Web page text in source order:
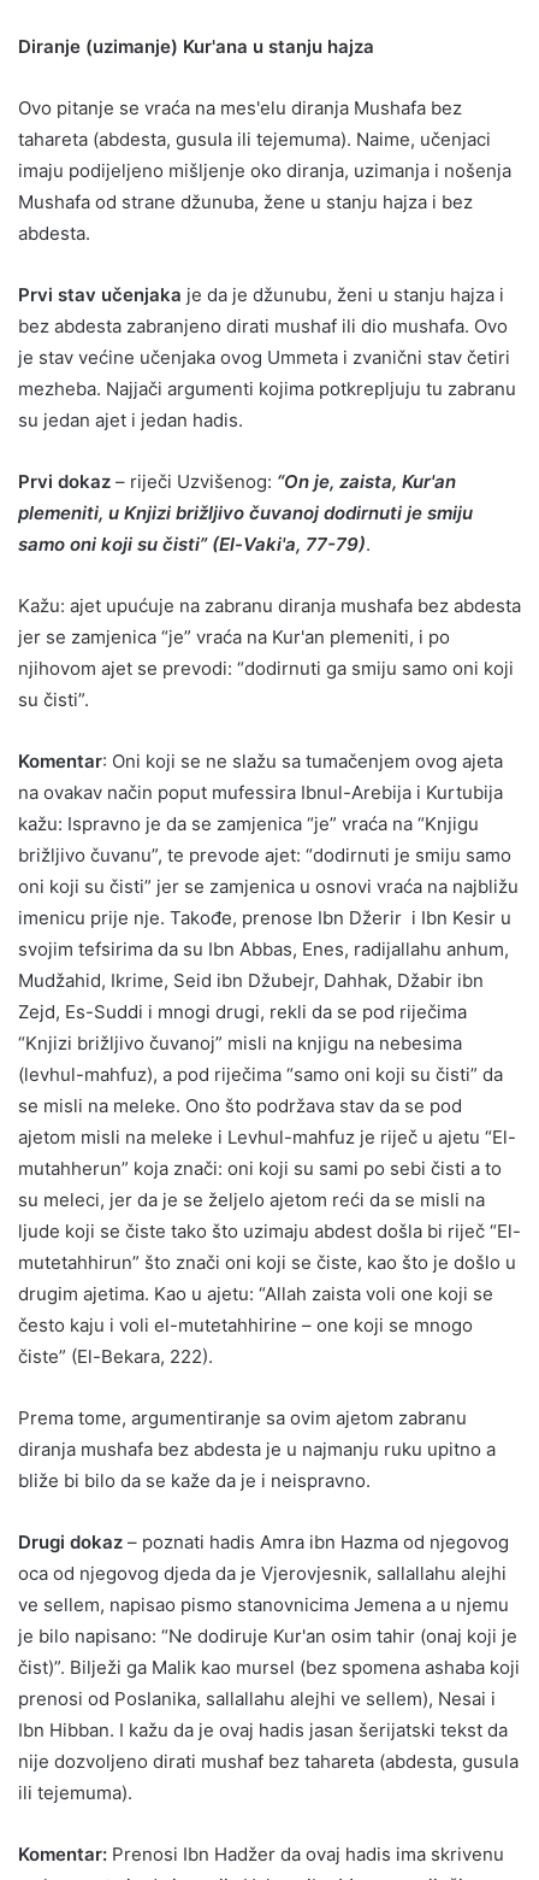
Diranje (uzimanje) Kur'ana u stanju hajza
Ovo pitanje se vraća na mes'elu diranja Mushafa bez
tahareta (abdesta, gusula ili tejemuma). Naime, učenjaci
imaju podijeljeno mišljenje oko diranja, uzimanja i nošenja
Mushafa od strane džunuba, žene u stanju hajza i bez
abdesta.
Prvi stav učenjaka je da je džunubu, ženi u stanju hajza i
bez abdesta zabranjeno dirati mushaf ili dio mushafa. Ovo
je stav većine učenjaka ovog Ummeta i zvanični stav četiri
mezheba. Najjači argumenti kojima potkrepljuju tu zabranu
su jedan ajet i jedan hadis.
Prvi dokaz – riječi Uzvišenog: “On je, zaista, Kur'an
plemeniti, u Knjizi brižljivo čuvanoj dodirnuti je smiju
samo oni koji su čisti” (El-Vaki'a, 77-79).
Kažu: ajet upućuje na zabranu diranja mushafa bez abdesta
jer se zamjenica “je” vraća na Kur'an plemeniti, i po
njihovom ajet se prevodi: “dodirnuti ga smiju samo oni koji
su čisti”.
Komentar: Oni koji se ne slažu sa tumačenjem ovog ajeta
na ovakav način poput mufessira Ibnul-Arebija i Kurtubija
kažu: Ispravno je da se zamjenica “je” vraća na “Knjigu
brižljivo čuvanu”, te prevode ajet: “dodirnuti je smiju samo
oni koji su čisti” jer se zamjenica u osnovi vraća na najbližu
imenicu prije nje. Takođe, prenose Ibn Džerir i Ibn Kesir u
svojim tefsirima da su Ibn Abbas, Enes, radijallahu anhum,
Mudžahid, Ikrime, Seid ibn Džubejr, Dahhak, Džabir ibn
Zejd, Es-Suddi i mnogi drugi, rekli da se pod riječima
“Knjizi brižljivo čuvanoj” misli na knjigu na nebesima
(levhul-mahfuz), a pod riječima “samo oni koji su čisti” da
se misli na meleke. Ono što podržava stav da se pod
ajetom misli na meleke i Levhul-mahfuz je riječ u ajetu “El-
mutahherun” koja znači: oni koji su sami po sebi čisti a to
su meleci, jer da je se željelo ajetom reći da se misli na
ljude koji se čiste tako što uzimaju abdest došla bi riječ “El-
mutetahhirun” što znači oni koji se čiste, kao što je došlo u
drugim ajetima. Kao u ajetu: “Allah zaista voli one koji se
često kaju i voli el-mutetahhirine – one koji se mnogo
čiste” (El-Bekara, 222).
Prema tome, argumentiranje sa ovim ajetom zabranu
diranja mushafa bez abdesta je u najmanju ruku upitno a
bliže bi bilo da se kaže da je i neispravno.
Drugi dokaz – poznati hadis Amra ibn Hazma od njegovog
oca od njegovog djeda da je Vjerovjesnik, sallallahu alejhi
ve sellem, napisao pismo stanovnicima Jemena a u njemu
je bilo napisano: “Ne dodiruje Kur'an osim tahir (onaj koji je
čist)”. Bilježi ga Malik kao mursel (bez spomena ashaba koji
prenosi od Poslanika, sallallahu alejhi ve sellem), Nesai i
Ibn Hibban. I kažu da je ovaj hadis jasan šerijatski tekst da
nije dozvoljeno dirati mushaf bez tahareta (abdesta, gusula
ili tejemuma).
Komentar: Prenosi Ibn Hadžer da ovaj hadis ima skrivenu